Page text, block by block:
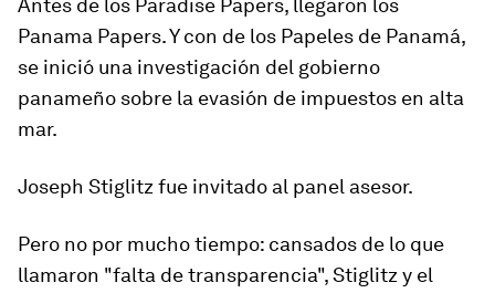
Antes de los Paradise Papers, llegaron los
Panama Papers. Y con de los Papeles de Panamá,
se inició una investigación del gobierno
panameño sobre la evasión de impuestos en alta
mar.
Joseph Stiglitz fue invitado al panel asesor.
Pero no por mucho tiempo: cansados de lo que
llamaron "falta de transparencia", Stiglitz y el